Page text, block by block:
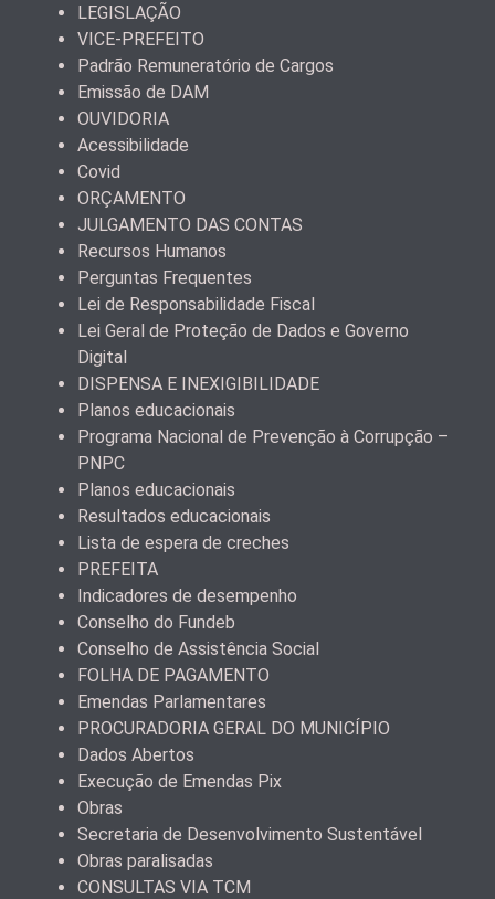
LEGISLAÇÃO
VICE-PREFEITO
Padrão Remuneratório de Cargos
Emissão de DAM
OUVIDORIA
Acessibilidade
Covid
ORÇAMENTO
JULGAMENTO DAS CONTAS
Recursos Humanos
Perguntas Frequentes
Lei de Responsabilidade Fiscal
Lei Geral de Proteção de Dados e Governo
Digital
DISPENSA E INEXIGIBILIDADE
Planos educacionais
Programa Nacional de Prevenção à Corrupção –
PNPC
Planos educacionais
Resultados educacionais
Lista de espera de creches
PREFEITA
Indicadores de desempenho
Conselho do Fundeb
Conselho de Assistência Social
FOLHA DE PAGAMENTO
Emendas Parlamentares
PROCURADORIA GERAL DO MUNICÍPIO
Dados Abertos
Execução de Emendas Pix
Obras
Secretaria de Desenvolvimento Sustentável
Obras paralisadas
CONSULTAS VIA TCM